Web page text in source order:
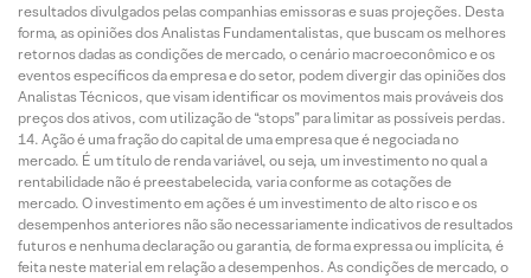
resultados divulgados pelas companhias emissoras e suas projeções. Desta
forma, as opiniões dos Analistas Fundamentalistas, que buscam os melhores
retornos dadas as condições de mercado, o cenário macroeconômico e os
eventos específicos da empresa e do setor, podem divergir das opiniões dos
Analistas Técnicos, que visam identificar os movimentos mais prováveis dos
preços dos ativos, com utilização de “stops” para limitar as possíveis perdas.
Ação é uma fração do capital de uma empresa que é negociada no
mercado. É um título de renda variável, ou seja, um investimento no qual a
rentabilidade não é preestabelecida, varia conforme as cotações de
mercado. O investimento em ações é um investimento de alto risco e os
desempenhos anteriores não são necessariamente indicativos de resultados
futuros e nenhuma declaração ou garantia, de forma expressa ou implícita, é
feita neste material em relação a desempenhos. As condições de mercado, o